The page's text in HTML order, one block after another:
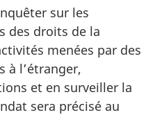
sur les
des droits de la
menées par des
à l’étranger,
et en surveiller la
sera précisé au